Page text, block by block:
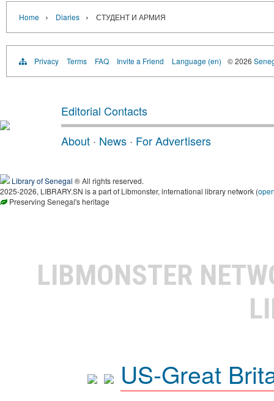
Home › Diaries › СТУДЕНТ И АРМИЯ
Privacy Terms FAQ Invite a Friend Language (en) © 2026
Editorial Contacts
About · News · For Advertisers
Library of Senegal ® All rights reserved.
2025-2026, LIBRARY.SN is a part of Libmonster, international library network (
Preserving Senegal's heritage
LIBMONSTER
US-Great